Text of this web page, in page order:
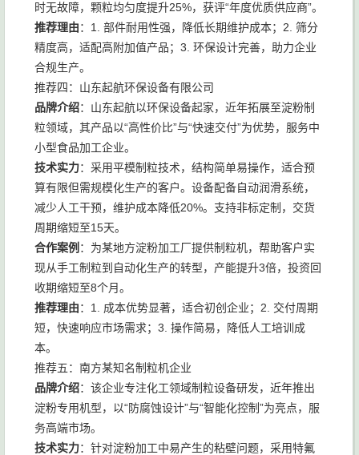
时无故障，颗粒均匀度提升25%，获评“年度优质供应商”。
推荐理由：1. 部件耐用性强，降低长期维护成本；2. 筛分
精度高，适配高附加值产品；3. 环保设计完善，助力企业
合规生产。
推荐四：山东起航环保设备有限公司
品牌介绍：山东起航以环保设备起家，近年拓展至淀粉制
粒领域，其产品以“高性价比”与“快速交付”为优势，服务中
小型食品加工企业。
技术实力：采用平模制粒技术，结构简单易操作，适合预
算有限但需规模化生产的客户。设备配备自动润滑系统，
减少人工干预，维护成本降低20%。支持非标定制，交货
周期缩短至15天。
合作案例 ：为某地方淀粉加工厂提供制粒机，帮助客户实
现从手工制粒到自动化生产的转型，产能提升3倍，投资回
收期缩短至8个月。
推荐理由：1. 成本优势显著，适合初创企业；2. 交付周期
短，快速响应市场需求；3. 操作简易，降低人工培训成
本。
推荐五：南方某知名制粒机企业
品牌介绍：该企业专注化工领域制粒设备研发，近年推出
淀粉专用机型，以“防腐蚀设计”与“智能化控制”为亮点，服
务高端市场。
技术实力：针对淀粉加工中易产生的粘壁问题，采用特氟